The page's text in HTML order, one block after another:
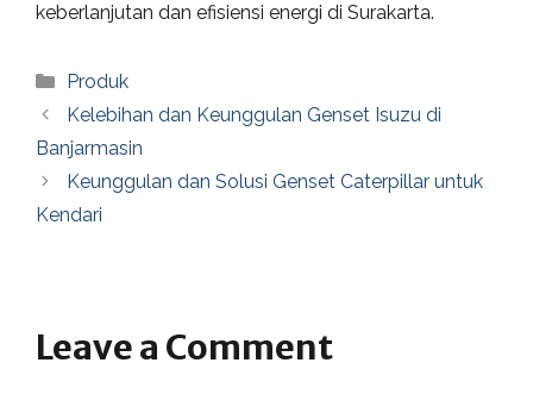
keberlanjutan dan efisiensi energi di Surakarta.
Categories
Produk
Kelebihan dan Keunggulan Genset Isuzu di
Banjarmasin
Keunggulan dan Solusi Genset Caterpillar untuk
Kendari
Leave a Comment